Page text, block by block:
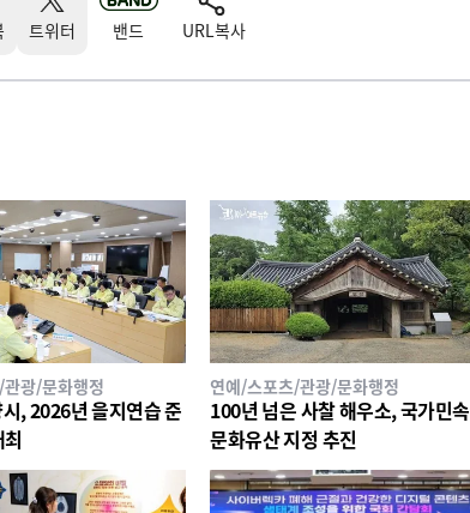
트위터 밴드 URL복사
광/문화행정
, 2026년 을지연습 준
연예/스포츠/관광/문화행정
100년 넘은 사찰 해우소, 국가민속
문화유산 지정 추진